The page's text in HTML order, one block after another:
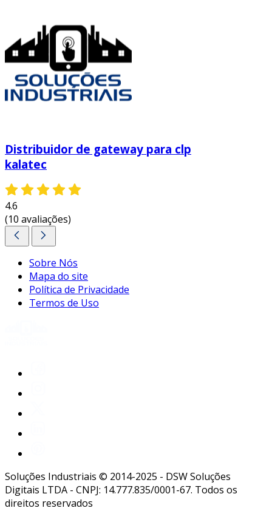
Distribuidor de gateway para clp
kalatec
4.6
(10 avaliações)
Sobre Nós
Mapa do site
Política de Privacidade
Termos de Uso
Soluções Industriais © 2014-2025 - DSW Soluções
Digitais LTDA - CNPJ: 14.777.835/0001-67. Todos os
direitos reservados